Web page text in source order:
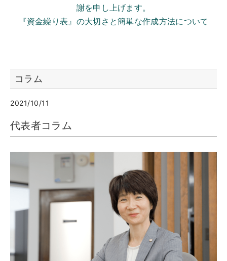
謝を申し上げます。
『資金繰り表』の大切さと簡単な作成方法について
コラム
2021/10/11
代表者コラム